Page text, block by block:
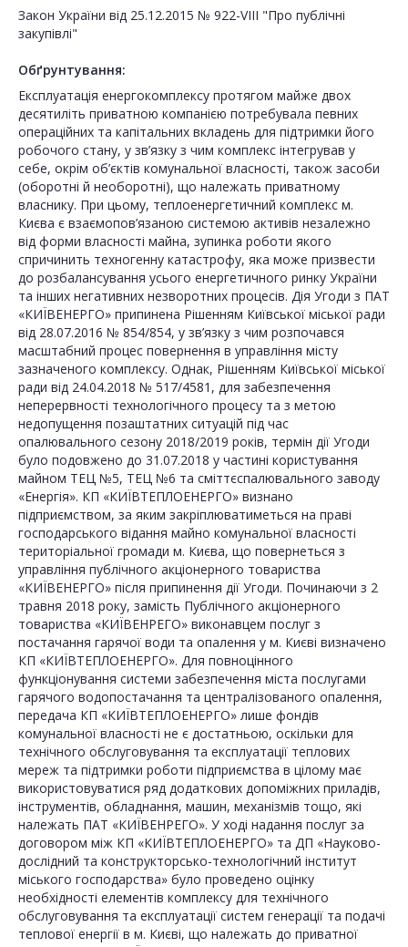
Закон України від 25.12.2015 № 922-VIII "Про публічні
закупівлі"
Обґрунтування:
Експлуатація енергокомплексу протягом майже двох
десятиліть приватною компанією потребувала певних
операційних та капітальних вкладень для підтримки його
робочого стану, у зв’язку з чим комплекс інтегрував у
себе, окрім об’єктів комунальної власності, також засоби
(оборотні й необоротні), що належать приватному
власнику. При цьому, теплоенергетичний комплекс м.
Києва є взаємопов’язаною системою активів незалежно
від форми власності майна, зупинка роботи якого
спричинить техногенну катастрофу, яка може призвести
до розбалансування усього енергетичного ринку України
та інших негативних незворотних процесів. Дія Угоди з ПАТ
«КИЇВЕНЕРГО» припинена Рішенням Київської міської ради
від 28.07.2016 № 854/854, у зв’язку з чим розпочався
масштабний процес повернення в управління місту
зазначеного комплексу. Однак, Рішенням Київської міської
ради від 24.04.2018 № 517/4581, для забезпечення
неперервності технологічного процесу та з метою
недопущення позаштатних ситуацій під час
опалювального сезону 2018/2019 років, термін дії Угоди
було подовжено до 31.07.2018 у частині користування
майном ТЕЦ №5, ТЕЦ №6 та сміттєспалювального заводу
«Енергія». КП «КИЇВТЕПЛОЕНЕРГО» визнано
підприємством, за яким закріплюватиметься на праві
господарського відання майно комунальної власності
територіальної громади м. Києва, що повернеться з
управління публічного акціонерного товариства
«КИЇВЕНЕРГО» після припинення дії Угоди. Починаючи з 2
травня 2018 року, замість Публічного акціонерного
товариства «КИЇВЕНРЕГО» виконавцем послуг з
постачання гарячої води та опалення у м. Києві визначено
КП «КИЇВТЕПЛОЕНЕРГО». Для повноцінного
функціонування системи забезпечення міста послугами
гарячого водопостачання та централізованого опалення,
передача КП «КИЇВТЕПЛОЕНЕРГО» лише фондів
комунальної власності не є достатньою, оскільки для
технічного обслуговування та експлуатації теплових
мереж та підтримки роботи підприємства в цілому має
використовуватися ряд додаткових допоміжних приладів,
інструментів, обладнання, машин, механізмів тощо, які
належать ПАТ «КИЇВЕНРЕГО». У ході надання послуг за
договором між КП «КИЇВТЕПЛОЕНЕРГО» та ДП «Науково-
дослідний та конструкторсько-технологічний інститут
міського господарства» було проведено оцінку
необхідності елементів комплексу для технічного
обслуговування та експлуатації систем генерації та подачі
теплової енергії в м. Києві, що належать до приватної